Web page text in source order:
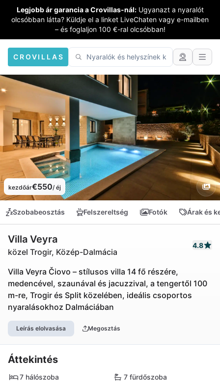
Legjobb ár garancia a Crovillas-nál: Ugyanazt a nyaralót
olcsóbban látta? Küldje el a linket LiveChaten vagy e-mailben
– és foglaljon 100 €-ral olcsóbban!
CROVILLAS
kezdőár€550/ éj
Szobabeosztás Felszereltség Fotók Árak és
Villa Veyra
közel Trogir, Közép-Dalmácia
4.8
Villa Veyra Čiovo – stílusos villa 14 fő részére,
medencével, szaunával és jacuzzival, a tengertől 100
m-re, Trogir és Split közelében, ideális csoportos
nyaralásokhoz Dalmáciában
Leírás elolvasása Megosztás
Áttekintés
7 hálószoba
7 fürdőszoba